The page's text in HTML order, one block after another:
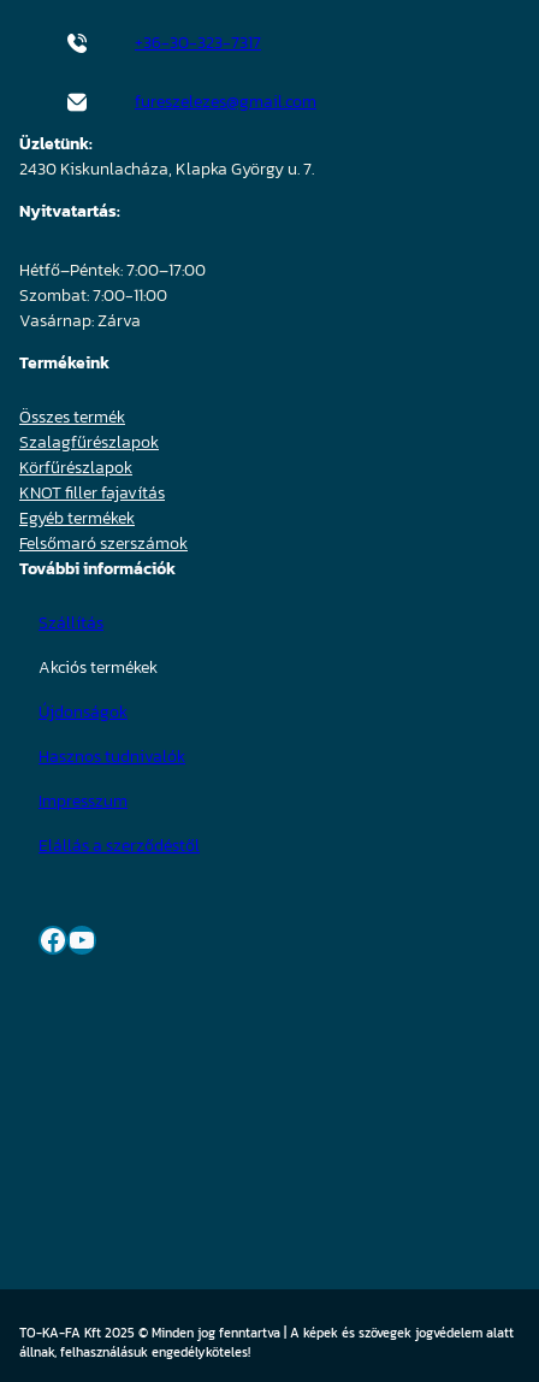
+36-30-323-7317
fureszelezes@gmail.com
Üzletünk:
2430 Kiskunlacháza, Klapka György u. 7.
Nyitvatartás:
Hétfő–Péntek: 7:00–17:00
Szombat: 7:00-11:00
Vasárnap: Zárva
Termékeink
Összes termék
Szalagfűrészlapok
Körfűrészlapok
KNOT filler fajavítás
Egyéb termékek
Felsőmaró szerszámok
További információk
Szállítás
Akciós termékek
Újdonságok
Hasznos tudnivalók
Impresszum
Elállás a szerződéstől
Facebook YouTube
TO-KA-FA Kft 2025 © Minden jog fenntartva | A képek és szövegek jogvédelem alatt
állnak, felhasználásuk engedélyköteles!